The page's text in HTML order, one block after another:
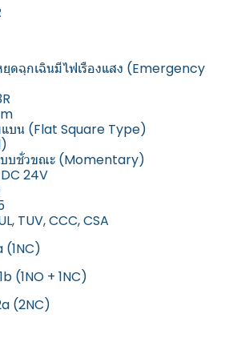
ดฉุกเฉินมีไฟเรืองแสง (Emergency
แบน (Flat Square Type)
บบชั่วขณะ (Momentary)
24V
TUV, CCC, CSA
(1NC)
(1NO + 1NC)
(2NC)